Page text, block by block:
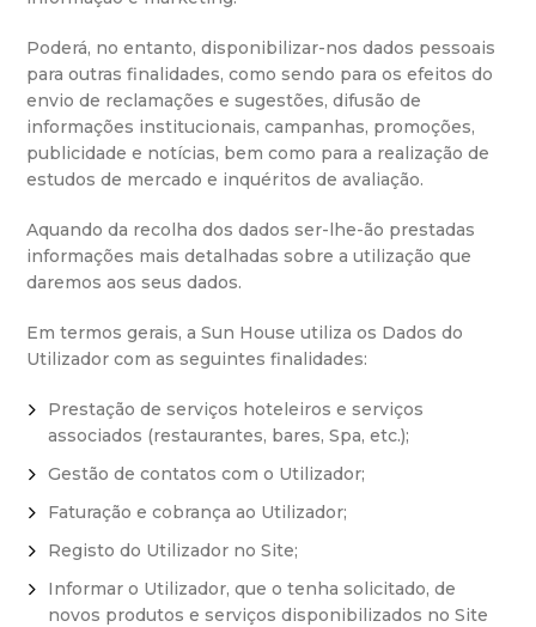
Poderá, no entanto, disponibilizar-nos dados pessoais
para outras finalidades, como sendo para os efeitos do
envio de reclamações e sugestões, difusão de
informações institucionais, campanhas, promoções,
publicidade e notícias, bem como para a realização de
estudos de mercado e inquéritos de avaliação.
Aquando da recolha dos dados ser-lhe-ão prestadas
informações mais detalhadas sobre a utilização que
daremos aos seus dados.
Em termos gerais, a Sun House utiliza os Dados do
Utilizador com as seguintes finalidades:
Prestação de serviços hoteleiros e serviços
associados (restaurantes, bares, Spa, etc.);
Gestão de contatos com o Utilizador;
Faturação e cobrança ao Utilizador;
Registo do Utilizador no Site;
Informar o Utilizador, que o tenha solicitado, de
novos produtos e serviços disponibilizados no Site